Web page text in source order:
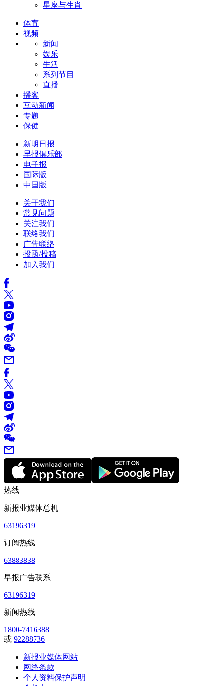
星座与生肖
体育
视频
新闻
娱乐
生活
系列节目
直播
播客
互动新闻
专题
保健
新明日报
早报俱乐部
电子报
国际版
中国版
关于我们
常见问题
关注我们
联络我们
广告联络
投函/投稿
加入我们
热线
新报业媒体总机
63196319
订阅热线
63883838
早报广告联系
63196319
新闻热线
1800-7416388
或 92288736
新报业媒体网站
网络条款
个人资料保护声明